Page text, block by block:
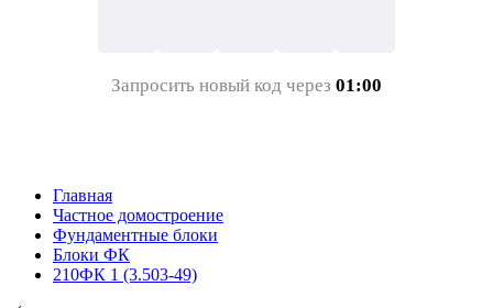
Запросить новый код через 01:00
Главная
Частное домостроение
Фундаментные блоки
Блоки ФК
210ФК 1 (3.503-49)